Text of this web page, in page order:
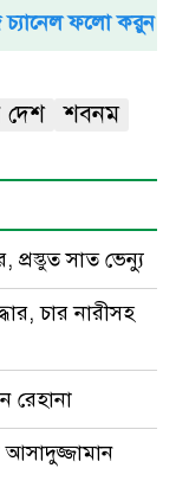
ফলো করুন
শবনম
প্রস্তুত সাত ভেন্যু
চার নারীসহ
রেহানা
আসাদুজ্জামান